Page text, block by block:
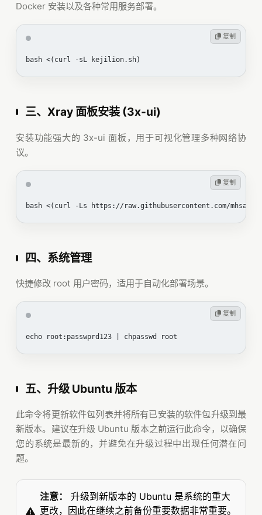
Docker 安装以及各种常用服务部署。
bash <(curl -sL kejilion.sh)
复制
三、Xray 面板安装 (3x-ui)
安装功能强大的 3x-ui 面板，用于可视化管理多种网络协
议。
bash <(curl -Ls https://raw.githubusercontent.com/
复制
四、系统管理
快捷修改 root 用户密码，适用于自动化部署场景。
echo root:passwprd123 | chpasswd root
复制
五、升级 Ubuntu 版本
此命令将更新软件包列表并将所有已安装的软件包升级到最
新版本。建议在升级 Ubuntu 版本之前运行此命令，以确保
您的系统是最新的，并避免在升级过程中出现任何潜在问
题。
注意：
升级到新版本的 Ubuntu 是系统的重大
更改，因此在继续之前备份重要数据非常重要。